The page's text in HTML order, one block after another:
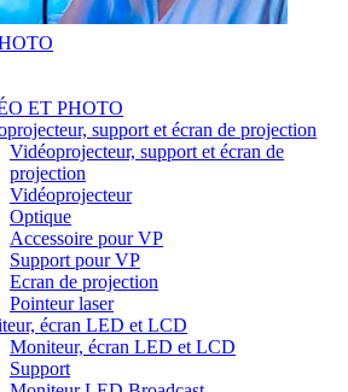
ET PHOTO
support et écran de projection
Vidéoprojecteur, support et écran de
projection
Vidéoprojecteur
Optique
Accessoire pour VP
Support pour VP
Ecran de projection
Pointeur laser
écran LED et LCD
Moniteur, écran LED et LCD
Support